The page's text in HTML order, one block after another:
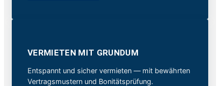
VERMIETEN MIT GRUNDUM
Entspannt und sicher vermieten — mit bewährten
Vertragsmustern und Bonitätsprüfung.